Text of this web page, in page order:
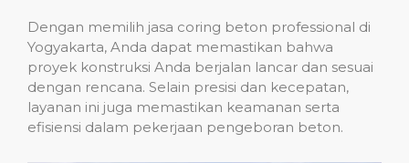
Dengan memilih jasa coring beton professional di
Yogyakarta, Anda dapat memastikan bahwa
proyek konstruksi Anda berjalan lancar dan sesuai
dengan rencana. Selain presisi dan kecepatan,
layanan ini juga memastikan keamanan serta
efisiensi dalam pekerjaan pengeboran beton.